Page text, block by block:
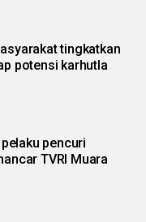
tingkatkan
potensi karhutla
pencuri
TVRI Muara